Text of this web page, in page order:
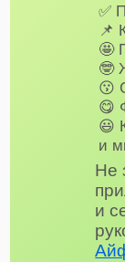
✅
📌
🤩
🤓
😗
😋
😃
и
Не
и